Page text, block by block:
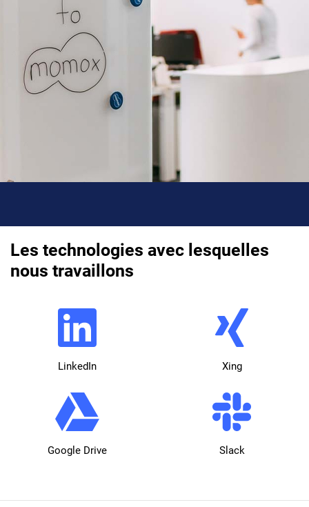
Les technologies avec lesquelles
nous travaillons
LinkedIn Xing
Google Drive Slack